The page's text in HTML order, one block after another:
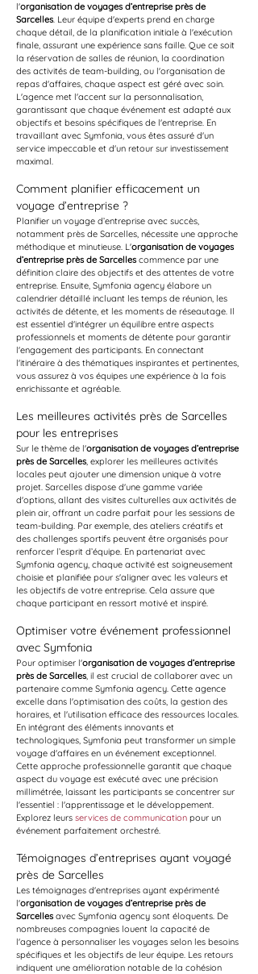
l'organisation de voyages d’entreprise près de
Sarcelles. Leur équipe d'experts prend en charge
chaque détail, de la planification initiale à l'exécution
finale, assurant une expérience sans faille. Que ce soit
la réservation de salles de réunion, la coordination
des activités de team-building, ou l'organisation de
repas d'affaires, chaque aspect est géré avec soin.
L'agence met l'accent sur la personnalisation,
garantissant que chaque événement est adapté aux
objectifs et besoins spécifiques de l'entreprise. En
travaillant avec Symfonia, vous êtes assuré d'un
service impeccable et d'un retour sur investissement
maximal.
Comment planifier efficacement un
voyage d’entreprise ?
Planifier un voyage d’entreprise avec succès,
notamment près de Sarcelles, nécessite une approche
méthodique et minutieuse. L'organisation de voyages
d’entreprise près de Sarcelles commence par une
définition claire des objectifs et des attentes de votre
entreprise. Ensuite, Symfonia agency élabore un
calendrier détaillé incluant les temps de réunion, les
activités de détente, et les moments de réseautage. Il
est essentiel d'intégrer un équilibre entre aspects
professionnels et moments de détente pour garantir
l'engagement des participants. En connectant
l'itinéraire à des thématiques inspirantes et pertinentes,
vous assurez à vos équipes une expérience à la fois
enrichissante et agréable.
Les meilleures activités près de Sarcelles
pour les entreprises
Sur le thème de l'organisation de voyages d’entreprise
près de Sarcelles, explorer les meilleures activités
locales peut ajouter une dimension unique à votre
projet. Sarcelles dispose d'une gamme variée
d'options, allant des visites culturelles aux activités de
plein air, offrant un cadre parfait pour les sessions de
team-building. Par exemple, des ateliers créatifs et
des challenges sportifs peuvent être organisés pour
renforcer l’esprit d’équipe. En partenariat avec
Symfonia agency, chaque activité est soigneusement
choisie et planifiée pour s'aligner avec les valeurs et
les objectifs de votre entreprise. Cela assure que
chaque participant en ressort motivé et inspiré.
Optimiser votre événement professionnel
avec Symfonia
Pour optimiser l'organisation de voyages d’entreprise
près de Sarcelles, il est crucial de collaborer avec un
partenaire comme Symfonia agency. Cette agence
excelle dans l'optimisation des coûts, la gestion des
horaires, et l'utilisation efficace des ressources locales.
En intégrant des éléments innovants et
technologiques, Symfonia peut transformer un simple
voyage d'affaires en un événement exceptionnel.
Cette approche professionnelle garantit que chaque
aspect du voyage est exécuté avec une précision
millimétrée, laissant les participants se concentrer sur
l'essentiel : l'apprentissage et le développement.
Explorez leurs services de communication pour un
événement parfaitement orchestré.
Témoignages d’entreprises ayant voyagé
près de Sarcelles
Les témoignages d'entreprises ayant expérimenté
l'organisation de voyages d’entreprise près de
Sarcelles avec Symfonia agency sont éloquents. De
nombreuses compagnies louent la capacité de
l'agence à personnaliser les voyages selon les besoins
spécifiques et les objectifs de leur équipe. Les retours
indiquent une amélioration notable de la cohésion